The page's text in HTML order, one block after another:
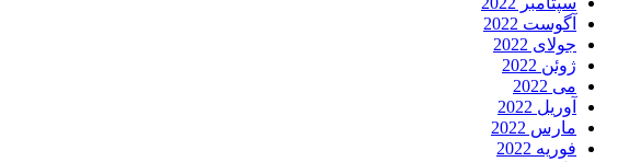
آگوست 2022
جولای 2022
ژوئن 2022
می 2022
آوریل 2022
مارس 2022
فوریه 2022